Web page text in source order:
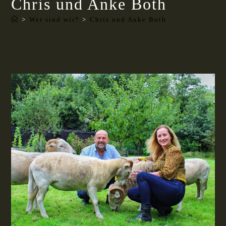
Chris und Anke Both
> Wer sind wir? > Chris und Anke Both